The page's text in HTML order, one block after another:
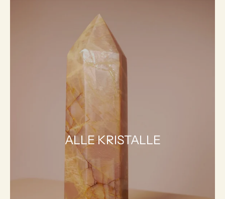
ALLE KRISTALLE